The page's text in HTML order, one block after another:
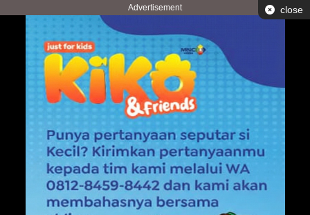
Advertisement close